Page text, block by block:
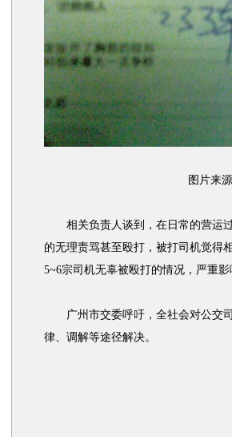
图片来
相关负责人谈到，在日常的营运过
的无理责骂甚至殴打，被打司机觉得
5~6宗司机无辜被殴打的情况，严重影
广州市交委呼吁，全社会对公交司
律、调解等途径解决。